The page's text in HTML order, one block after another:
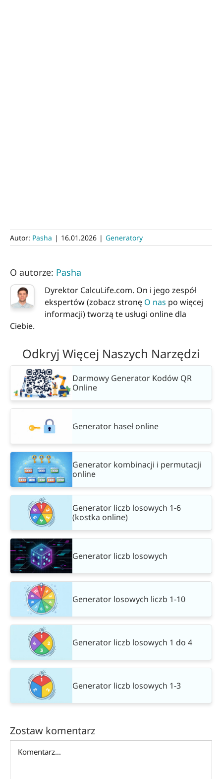
Autor: Pasha | 16.01.2026 | Generatory
O autorze: Pasha
Dyrektor CalcuLife.com. On i jego zespół
ekspertów (zobacz stronę O nas po więcej
informacji) tworzą te usługi online dla
Ciebie.
Odkryj Więcej Naszych Narzędzi
Darmowy Generator Kodów QR
Online
Generator haseł online
Generator kombinacji i permutacji
online
Generator liczb losowych 1-6
(kostka online)
Generator liczb losowych
Generator losowych liczb 1-10
Generator liczb losowych 1 do 4
Generator liczb losowych 1-3
Zostaw komentarz